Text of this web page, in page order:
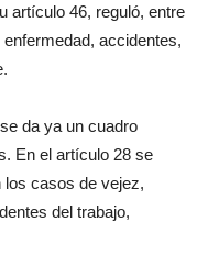
artículo 46, reguló, entre
accidentes,
da ya un cuadro
En el artículo 28 se
los casos de vejez,
del trabajo,